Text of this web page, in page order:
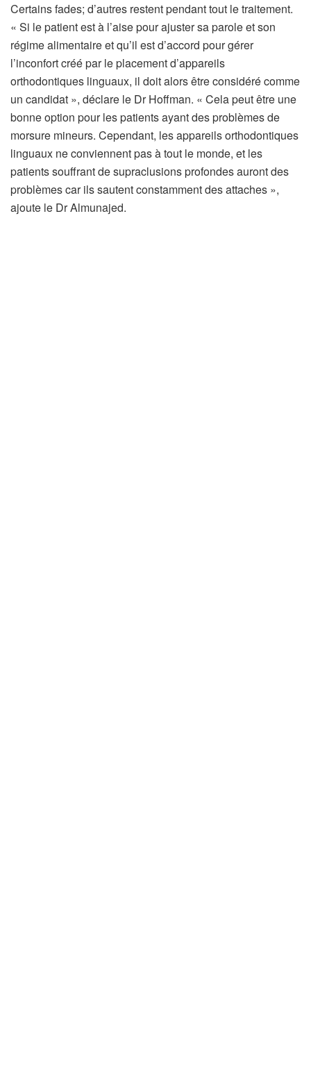
Certains fades; d’autres restent pendant tout le traitement.
« Si le patient est à l’aise pour ajuster sa parole et son
régime alimentaire et qu’il est d’accord pour gérer
l’inconfort créé par le placement d’appareils
orthodontiques linguaux, il doit alors être considéré comme
un candidat », déclare le Dr Hoffman. « Cela peut être une
bonne option pour les patients ayant des problèmes de
morsure mineurs. Cependant, les appareils orthodontiques
linguaux ne conviennent pas à tout le monde, et les
patients souffrant de supraclusions profondes auront des
problèmes car ils sautent constamment des attaches »,
ajoute le Dr Almunajed.